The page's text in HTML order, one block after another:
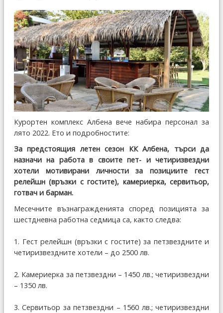
Курортен комплекс Албена вече набира персонал за
лято 2022. Ето и подробностите:
За предстоящия летен сезон КК Албена, търси да
назначи на работа в своите пет- и четиризвездни
хотели мотивирани личности за позициите гест
релейшн (връзки с гостите), камериерка, сервитьор,
готвач и барман.
Месечните възнагражденията според позицията за
шестдневна работна седмица са, както следва:
1. Гест релейшн (връзки с гостите) за петзвездните и
четиризвездните хотели – до 2500 лв.
2. Камериерка за петзвездни – 1450 лв.; четиризвездни
– 1350 лв.
3. Сервитьор за петзвездни – 1560 лв.; четиризвездни